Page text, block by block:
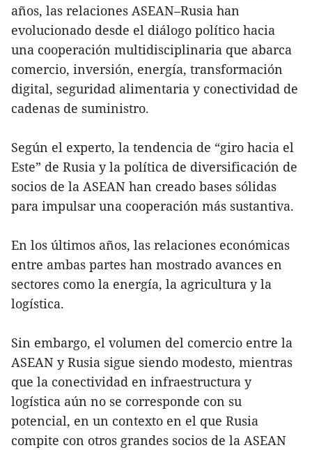
años, las relaciones ASEAN–Rusia han
evolucionado desde el diálogo político hacia
una cooperación multidisciplinaria que abarca
comercio, inversión, energía, transformación
digital, seguridad alimentaria y conectividad de
cadenas de suministro.
Según el experto, la tendencia de “giro hacia el
Este” de Rusia y la política de diversificación de
socios de la ASEAN han creado bases sólidas
para impulsar una cooperación más sustantiva.
En los últimos años, las relaciones económicas
entre ambas partes han mostrado avances en
sectores como la energía, la agricultura y la
logística.
Sin embargo, el volumen del comercio entre la
ASEAN y Rusia sigue siendo modesto, mientras
que la conectividad en infraestructura y
logística aún no se corresponde con su
potencial, en un contexto en el que Rusia
compite con otros grandes socios de la ASEAN